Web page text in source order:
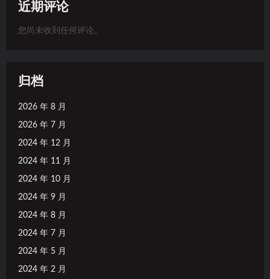
近期评论
您尚未收到任何评论。
归档
2026 年 8 月
2026 年 7 月
2024 年 12 月
2024 年 11 月
2024 年 10 月
2024 年 9 月
2024 年 8 月
2024 年 7 月
2024 年 5 月
2024 年 2 月